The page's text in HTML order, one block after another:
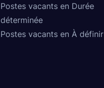
Postes vacants en Durée
déterminée
Postes vacants en À définir